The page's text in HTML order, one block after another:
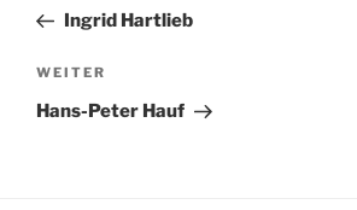
Beitrag
Ingrid Hartlieb
Nächster
Beitrag
WEITER
Hans-Peter Hauf